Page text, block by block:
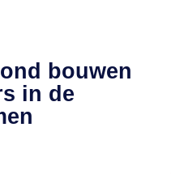
bouwen
in de